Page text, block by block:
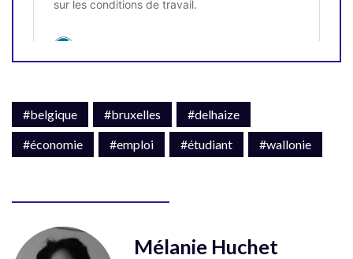
#belgique #bruxelles
#delhaize
#économie
#emploi #étudiant #wallonie
Mélanie Huchet